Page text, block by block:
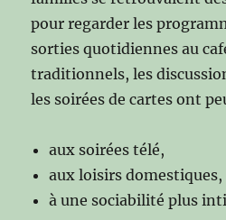
pour regarder les
sorties quotidiennes au
traditionnels, les
les soirées de cartes ont
aux soirées télé,
aux loisirs domestiques,
à une sociabilité plus